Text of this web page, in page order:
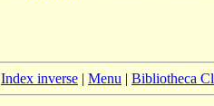
Index inverse | Menu | Bibliotheca